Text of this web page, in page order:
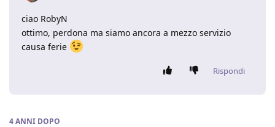
ciao RobyN
ottimo, perdona ma siamo ancora a mezzo servizio
causa ferie
Rispondi
4 ANNI DOPO